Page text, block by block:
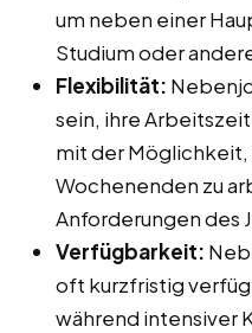
um neben einer
Studium oder
Flexibilität:
sein, ihre
mit der
Wochenenden zu
Anforderungen des
Verfügbarkeit:
oft kurzfristig
während intensiver